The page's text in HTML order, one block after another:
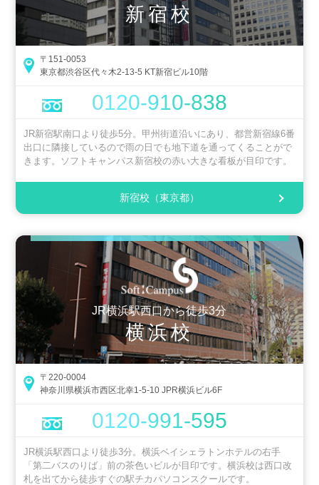
新宿校
〒151-0053
東京都渋谷区代々木2-13-5 KT新宿ビル10階
0120-910-838
JR新宿駅南口より徒歩5分。甲州街道沿いにあり、都営新宿線6番
出口に隣接しているので雨の日でも地下道を通ってくることがで
きます。ソフトキャンパス新宿校の赤い大きな看板が目印です。
新宿校（東京都）
JR横浜駅西口から徒歩3分
横浜校
〒220-0004
神奈川県横浜市西区北幸1-5-10 JPR横浜ビル6F
0120-991-595
JR横浜駅西口より徒歩3分。横浜ベイシェラトンホテルの右手
「第二バスのりば」前の茶色いビルが目印です。横浜校は西口改
札を出てから徒歩すぐの駅チカパソコンスクールです。